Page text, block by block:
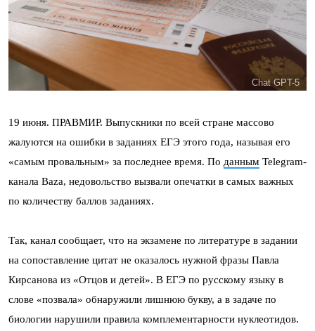
Chat GPT-5
19 июня. ПРАВМИР. Выпускники по всей стране массово
жалуются на ошибки в заданиях ЕГЭ этого года, называя его
«самым провальным» за последнее время. По данным Telegram-
канала Baza, недовольство вызвали опечатки в самых важных
по количеству баллов заданиях.
Так, канал сообщает, что на экзамене по литературе в задании
на сопоставление цитат не оказалось нужной фразы Павла
Кирсанова из «Отцов и детей». В ЕГЭ по русскому языку в
слове «позвала» обнаружили лишнюю букву, а в задаче по
биологии нарушили правила комплементарности нуклеотидов.